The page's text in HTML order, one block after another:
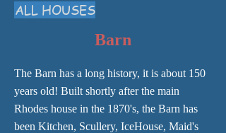
ALL HOUSES
Barn
The Barn has a long history, it is about 150
years old! Built shortly after the main
Rhodes house in the 1870's, the Barn has
been Kitchen, Scullery, IceHouse, Maid's